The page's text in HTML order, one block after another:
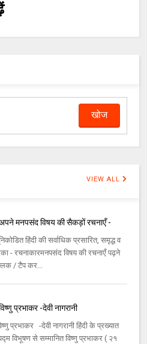
VIEW ALL
मनपसंद विषय की सैकड़ों रचनाएँ -
हिंदी की सर्वाधिक प्रसारित, समृद्ध व
- रचनाकारमनपसंद विषय की रचनाएँ पढ़ने
/ टैप कर...
प्रभाकर -देवी नागरानी
प्रभाकर -देवी नागरानी हिंदी के प्रख्यात
विभूषण से सम्मानित विष्णु प्रभाकर ( २१